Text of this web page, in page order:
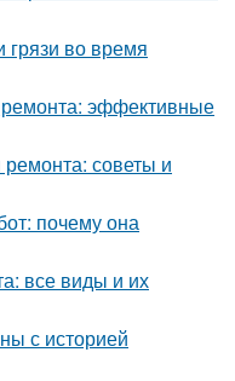
грязи во время
ремонта: эффективные
советы и
почему она
все виды и их
с историей